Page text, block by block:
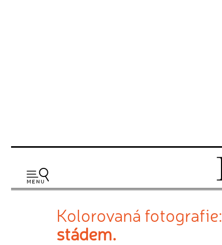
Kolorovaná fotografie:
stádem.